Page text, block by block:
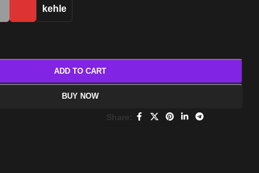
kehle
ADD TO CART
BUY NOW
Share: